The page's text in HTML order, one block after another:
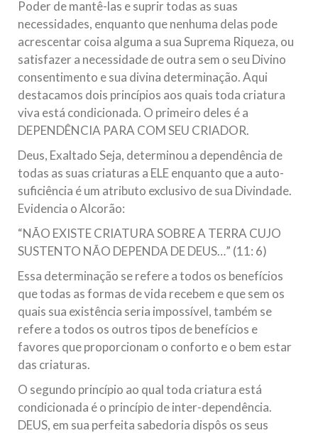
Poder de mantê-las e suprir todas as suas
necessidades, enquanto que nenhuma delas pode
acrescentar coisa alguma a sua Suprema Riqueza, ou
satisfazer a necessidade de outra sem o seu Divino
consentimento e sua divina determinação. Aqui
destacamos dois princípios aos quais toda criatura
viva está condicionada. O primeiro deles é a
DEPENDÊNCIA PARA COM SEU CRIADOR.
Deus, Exaltado Seja, determinou a dependência de
todas as suas criaturas a ELE enquanto que a auto-
suficiência é um atributo exclusivo de sua Divindade.
Evidencia o Alcorão:
“NÃO EXISTE CRIATURA SOBRE A TERRA CUJO
SUSTENTO NÃO DEPENDA DE DEUS…” (11: 6)
Essa determinação se refere a todos os benefícios
que todas as formas de vida recebem e que sem os
quais sua existência seria impossível, também se
refere a todos os outros tipos de benefícios e
favores que proporcionam o conforto e o bem estar
das criaturas.
O segundo princípio ao qual toda criatura está
condicionada é o princípio de inter-dependência.
DEUS, em sua perfeita sabedoria dispôs os seus